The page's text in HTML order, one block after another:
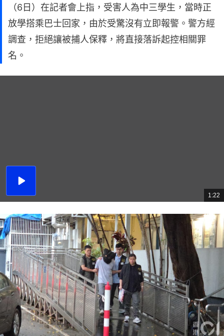
（6日）在記者會上指，受害人為中三學生，當時正
放學搭乘巴士回家，由於受驚沒有立即報警。警方經
調查，拒絕讓被捕人保釋，將直接落訴起控相關罪
名。
播
總
共
間
1:22